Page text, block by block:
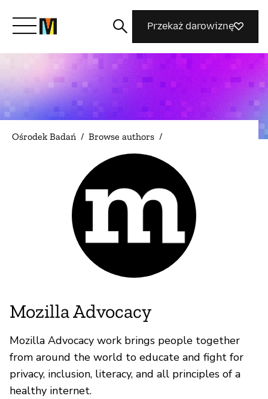
Poznaj Mozillę
Co robimy
Dołącz do nas
Magazyn
Przekaż darowiznę
Ośrodek Badań / Browse authors /
Mozilla Advocacy
Mozilla Advocacy work brings people together
from around the world to educate and fight for
privacy, inclusion, literacy, and all principles of a
healthy internet.